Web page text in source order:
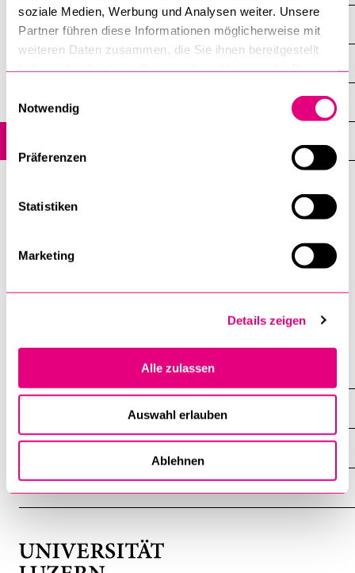
soziale Medien, Werbung und Analysen weiter. Unsere
Partner führen diese Informationen möglicherweise mit
weiteren Daten zusammen, die Sie ihnen bereitgestellt
Notwendig
Präferenzen
Statistiken
Marketing
Details zeigen
Alle zulassen
Auswahl erlauben
Ablehnen
Mitarbeitende
Forschung
für
und
%1$S
UNTERMENÜ
ZENTRALE EINRICHTUNGEN
%1$S
ZEIGE
DAS